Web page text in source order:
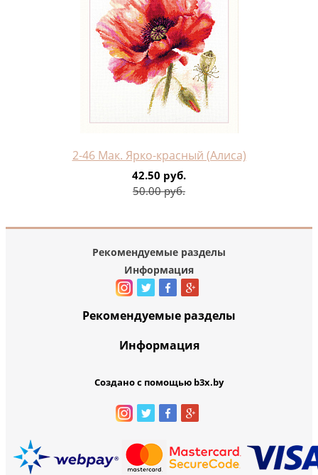
2-46 Мак. Ярко-красный (Алиса)
42.50 руб.
50.00 руб.
Рекомендуемые разделы
Информация
Рекомендуемые разделы
Информация
Создано с помощью b3x.by